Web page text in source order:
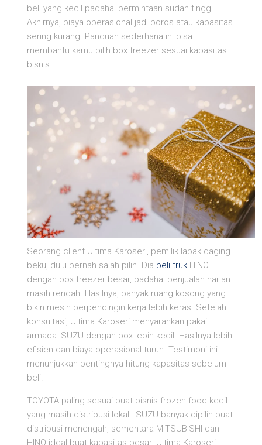
beli yang kecil padahal permintaan sudah tinggi.
Akhirnya, biaya operasional jadi boros atau kapasitas
sering kurang. Panduan sederhana ini bisa
membantu kamu pilih box freezer sesuai kapasitas
bisnis.
Seorang client Ultima Karoseri, pemilik lapak daging
beku, dulu pernah salah pilih. Dia beli truk HINO
dengan box freezer besar, padahal penjualan harian
masih rendah. Hasilnya, banyak ruang kosong yang
bikin mesin berpendingin kerja lebih keras. Setelah
konsultasi, Ultima Karoseri menyarankan pakai
armada ISUZU dengan box lebih kecil. Hasilnya lebih
efisien dan biaya operasional turun. Testimoni ini
menunjukkan pentingnya hitung kapasitas sebelum
beli.
TOYOTA paling sesuai buat bisnis frozen food kecil
yang masih distribusi lokal. ISUZU banyak dipilih buat
distribusi menengah, sementara MITSUBISHI dan
HINO ideal buat kapasitas besar. Ultima Karoseri